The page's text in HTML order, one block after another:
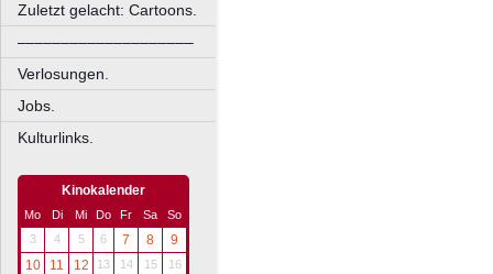
Zuletzt gelacht: Cartoons.
––––––––––––––––––––
Verlosungen.
Jobs.
Kulturlinks.
Kinokalender
Mo Di Mi Do Fr Sa
So
3
4 5 6 7 8
9
10
11 12 13 14 15 16